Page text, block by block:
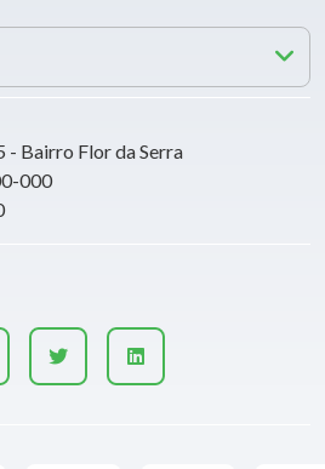
- Bairro Flor da Serra
000